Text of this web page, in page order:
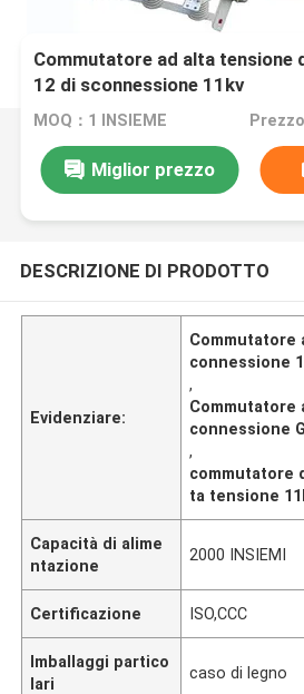
Commutatore ad alta tensione
12 di sconnessione 11kv
MOQ：1 INSIEME
Miglior prezzo
DESCRIZIONE DI PRODOTTO
Evidenziare:
Commutatore
connessione
,
Commutatore
connessione
,
commutatore
ta tensione
Capacità di alime
ntazione
2000 INSIEMI
Certificazione ISO,CCC
Imballaggi partico
lari
caso di legno